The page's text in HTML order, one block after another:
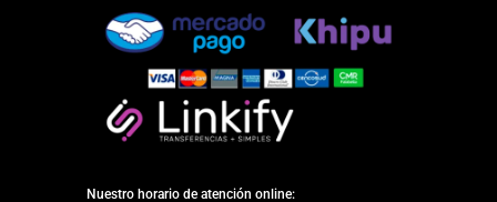
Nuestro horario de atención online: